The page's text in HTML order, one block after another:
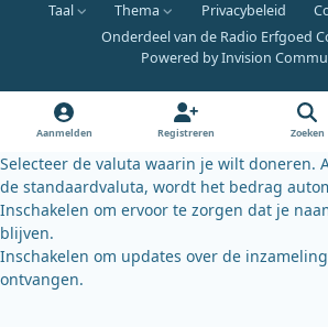
Taal Thema Privacybeleid
Onderdeel van de Radio Erfgoed
Powered byInvision
Aanmelden Registreren Zoeken
Selecteer de valuta waarin je wilt doneren.
de standaardvaluta, wordt het bedrag
Inschakelen om ervoor te zorgen dat je
blijven.
Inschakelen om updates over de
ontvangen.